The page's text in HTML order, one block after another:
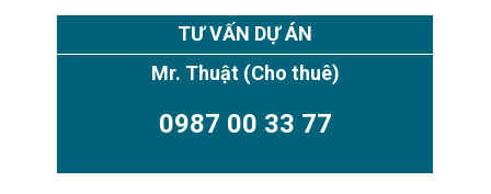
TƯ VẤN DỰ ÁN
Mr. Thuật (Cho thuê)
0987 00 33 77